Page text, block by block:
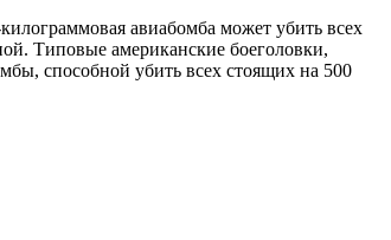
авиабомба может убить всех
Типовые американские боеголовки,
способной убить всех стоящих на 500